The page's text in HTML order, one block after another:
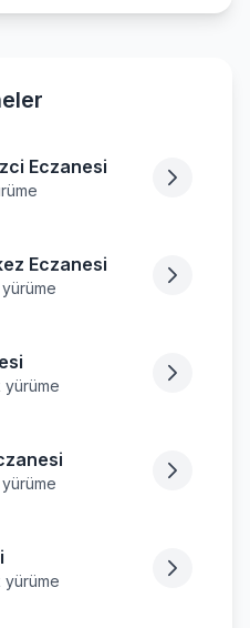
Eczanesi
Eczanesi
yürüme
yürüme